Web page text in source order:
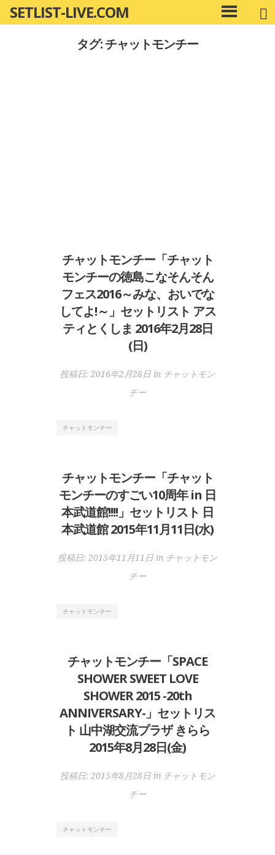
ン
SETLIST-LIVE.COM
メ
イ
タグ: チャットモンチー
チャットモンチー「チャット
モンチーの徳島こなそんそん
フェス2016～みな、おいでな
してよ!～」セットリスト アス
ティとくしま 2016年2月28日
(日)
投稿日: 2016年2月28日 in チャットモン
チー
チャットモンチー
チャットモンチー「チャット
モンチーのすごい10周年 in 日
本武道館!!!!」セットリスト 日
本武道館 2015年11月11日(水)
投稿日: 2015年11月11日 in チャットモン
チー
チャットモンチー
チャットモンチー「SPACE
SHOWER SWEET LOVE
SHOWER 2015 -20th
ANNIVERSARY-」セットリス
ト 山中湖交流プラザ きらら
2015年8月28日(金)
投稿日: 2015年8月28日 in チャットモン
チー
チャットモンチー